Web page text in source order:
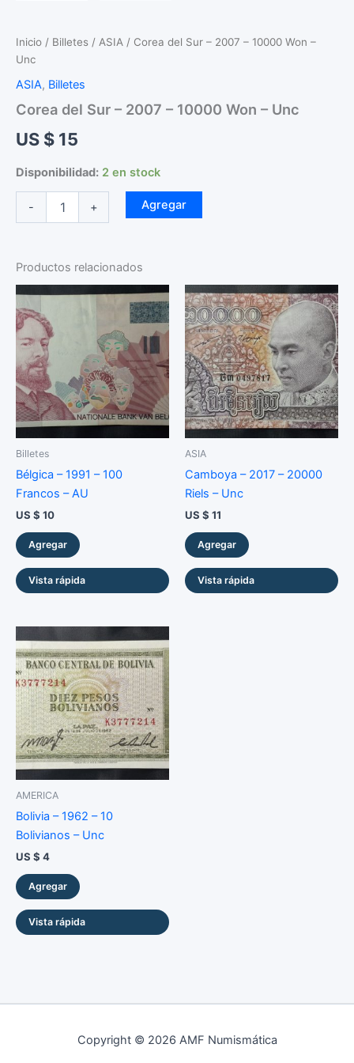
Inicio / Billetes / ASIA / Corea del Sur – 2007 – 10000 Won –
Unc
ASIA, Billetes
Corea del Sur – 2007 – 10000 Won – Unc
US $ 15
Disponibilidad: 2 en stock
-
2007
10000
Won
-
Unc
cantidad
+ Agregar
Productos relacionados
Billetes
Bélgica – 1991 – 100
Francos – AU
US $ 10
Agregar
Vista rápida
ASIA
Camboya – 2017 – 20000
Riels – Unc
US $ 11
Agregar
Vista rápida
AMERICA
Bolivia – 1962 – 10
Bolivianos – Unc
US $ 4
Agregar
Vista rápida
Copyright © 2026 AMF Numismática